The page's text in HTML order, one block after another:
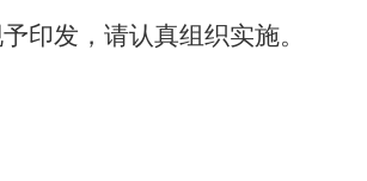
印发，请认真组织实施。